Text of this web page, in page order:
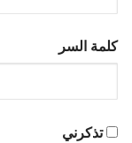
كلمة السر
تذكرني